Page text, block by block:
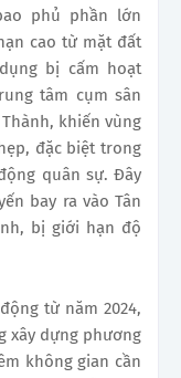
phủ phần lớn
cao từ mặt đất
bị cấm hoạt
tâm cụm sân
khiến vùng
đặc biệt trong
quân sự. Đây
bay ra vào Tân
bị giới hạn độ
từ năm 2024,
xây dựng phương
không gian cần